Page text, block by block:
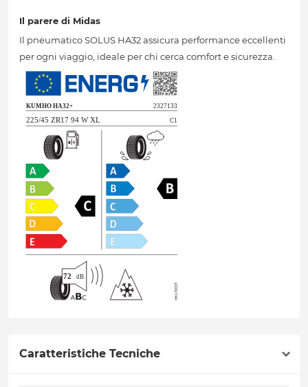
Il parere di Midas
Il pneumatico SOLUS HA32 assicura performance eccellenti
per ogni viaggio, ideale per chi cerca comfort e sicurezza.
Caratteristiche Tecniche